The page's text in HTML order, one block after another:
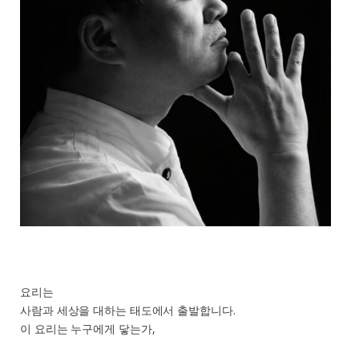
요리는
사람과 세상을 대하는 태도에서 출발합니다.
이 요리는 누구에게 닿는가,